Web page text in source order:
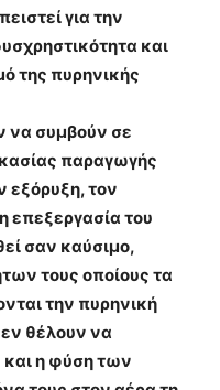
για την
και
της πυρηνικής
να συμβούν σε
παραγωγής
εξόρυξη, τον
επεξεργασία του
σαν καύσιμο,
τους οποίους τα
την πυρηνική
θέλουν να
και η φύση των